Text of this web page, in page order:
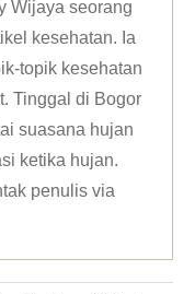
Wijaya seorang
kesehatan. Ia
topik kesehatan
Tinggal di Bogor
suasana hujan
ketika hujan.
penulis via